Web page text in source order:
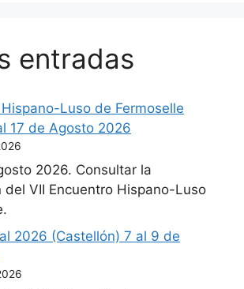
entradas
Luso de Fermoselle
17 de Agosto 2026
2026. Consultar la
del VII Encuentro Hispano-Luso
2026 (Castellón) 7 al 9 de